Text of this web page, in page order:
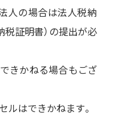
人の場合は法人税納
税証明書）の提出が必
きかねる場合もござ
はできかねます。